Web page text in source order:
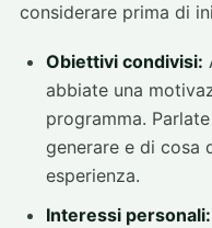
considerare prima di
Obiettivi condivisi:
abbiate una
programma.
generare e di cosa
esperienza.
Interessi personali: